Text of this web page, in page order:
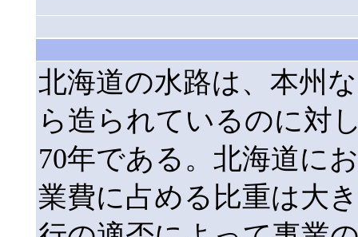
北海道の水路は、本州
ら造られているのに対
70年である。北海道に
業費に占める比重は大